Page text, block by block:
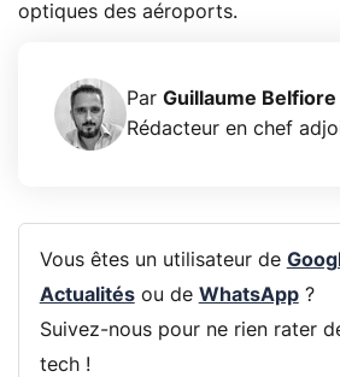
optiques des aéroports.
Par Guillaume Belfiore
Rédacteur en chef
Vous êtes un utilisateur de
Actualitésou de WhatsApp?
Suivez-nous pour ne rien rater
tech !